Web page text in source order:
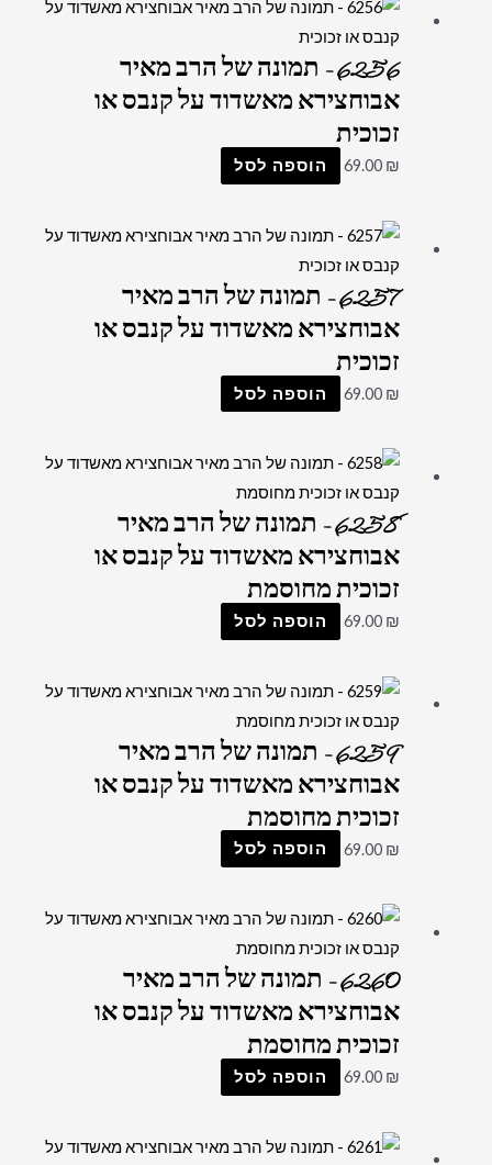
6256 – תמונה של הרב מאיר
אבוחצירא מאשדוד על קנבס או
זכוכית
69.00 ₪ הוספה לסל
6257 – תמונה של הרב מאיר
אבוחצירא מאשדוד על קנבס או
זכוכית
69.00 ₪ הוספה לסל
6258 – תמונה של הרב מאיר
אבוחצירא מאשדוד על קנבס או
זכוכית מחוסמת
69.00 ₪ הוספה לסל
6259 – תמונה של הרב מאיר
אבוחצירא מאשדוד על קנבס או
זכוכית מחוסמת
69.00 ₪ הוספה לסל
6260 – תמונה של הרב מאיר
אבוחצירא מאשדוד על קנבס או
זכוכית מחוסמת
69.00 ₪ הוספה לסל